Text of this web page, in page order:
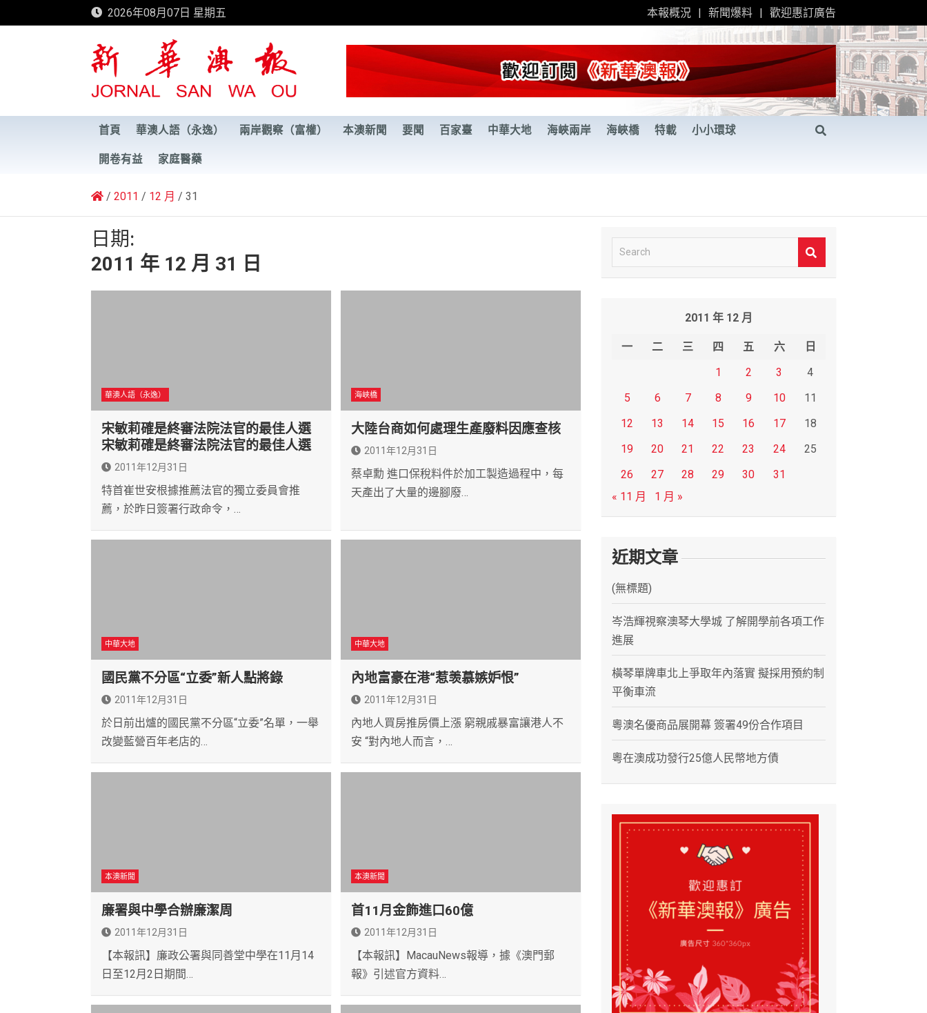
to
2026年08月07日 星期五 本報概況 新聞爆料 歡迎惠訂廣告
新華澳報
首頁 華澳人語（永逸） 兩岸觀察（富權） 本澳新聞 要聞 百家臺 中華大地 海峽兩岸 海峽橋 特載 小小環球
開卷有益 家庭醫藥
2011 12 月 31
日期:
2011 年 12 月 31 日
華澳人語（永逸）
宋敏莉確是終審法院法官的最佳人選
宋敏莉確是終審法院法官的最佳人選
2011年12月31日
特首崔世安根據推薦法官的獨立委員會推
薦，於昨日簽署行政命令，…
海峽橋
大陸台商如何處理生產廢料因應查核
2011年12月31日
蔡卓勳 進口保稅料件於加工製造過程中，每
天產出了大量的邊腳廢…
中華大地
國民黨不分區“立委”新人點將錄
2011年12月31日
於日前出爐的國民黨不分區“立委”名單，一舉
改變藍營百年老店的…
中華大地
內地富豪在港“惹羡慕嫉妒恨”
2011年12月31日
內地人買房推房價上漲 窮親戚暴富讓港人不
安 “對內地人而言，…
本澳新聞
廉署與中學合辦廉潔周
2011年12月31日
【本報訊】廉政公署與同善堂中學在11月14
日至12月2日期間…
本澳新聞
首11月金飾進口60億
2011年12月31日
【本報訊】MacauNews報導，據《澳門郵
報》引述官方資料…
e
2011 年 12 月
一 二 三 四 五 六
日
1
2 3
4
5
6 7 8 9 10
11
12
13 14 15 16 17
18
19
20 21 22 23 24
25
26
27 28 29 30
31
« 11 月
1 月 »
近期文章
(無標題)
岑浩輝視察澳琴大學城 了解開學前各項工作
進展
橫琴單牌車北上爭取年內落實 擬採用預約制
平衡車流
粵澳名優商品展開幕 簽署49份合作項目
粵在澳成功發行25億人民幣地方債